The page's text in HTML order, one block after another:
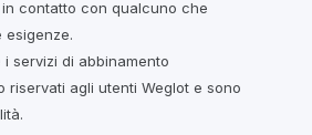
contatto con qualcuno che
esigenze.
servizi di abbinamento
riservati agli utenti Weglot e sono